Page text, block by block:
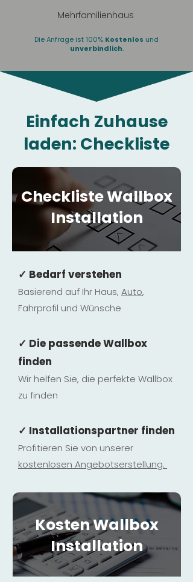
Mehrfamilienhaus
Die Anfrage ist 100% Kostenlos und
unverbindlich.
Einfach Zuhause
laden: Checkliste
Checkliste Wallbox
Installation
✓ Bedarf verstehen
Basierend auf Ihr Haus, Auto,
Fahrprofil und Wünsche
✓ Die passende Wallbox
finden
Wir helfen Sie, die perfekte Wallbox
zu finden
✓ Installationspartner finden
Profitieren Sie von unserer
kostenlosen Angebotserstellung.
Kosten Wallbox
Installation